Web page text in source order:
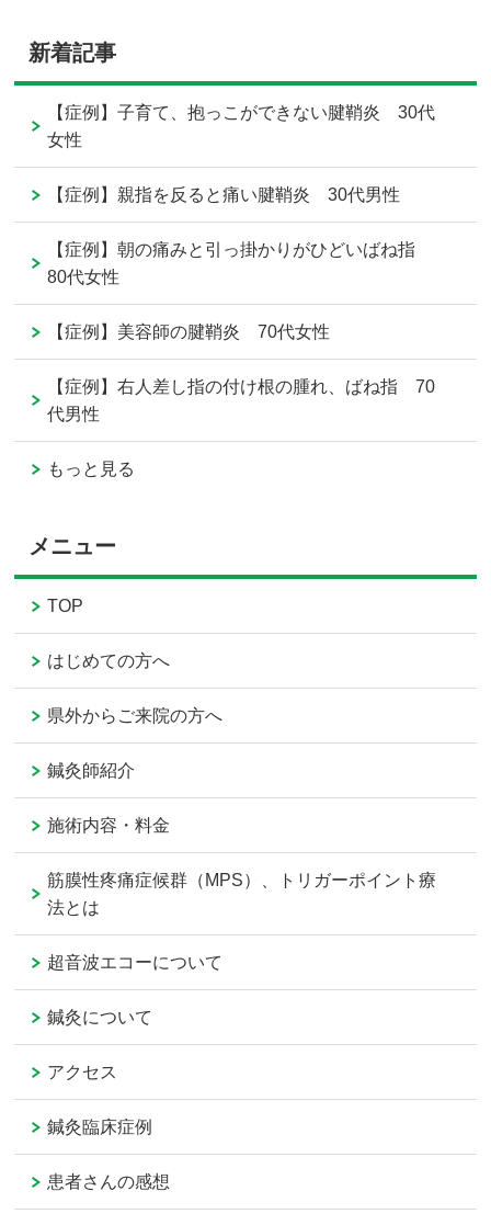
新着記事
【症例】子育て、抱っこができない腱鞘炎 30代
女性
【症例】親指を反ると痛い腱鞘炎 30代男性
【症例】朝の痛みと引っ掛かりがひどいばね指
80代女性
【症例】美容師の腱鞘炎 70代女性
【症例】右人差し指の付け根の腫れ、ばね指 70
代男性
もっと見る
メニュー
TOP
はじめての方へ
県外からご来院の方へ
鍼灸師紹介
施術内容・料金
筋膜性疼痛症候群（MPS）、トリガーポイント療
法とは
超音波エコーについて
鍼灸について
アクセス
鍼灸臨床症例
患者さんの感想